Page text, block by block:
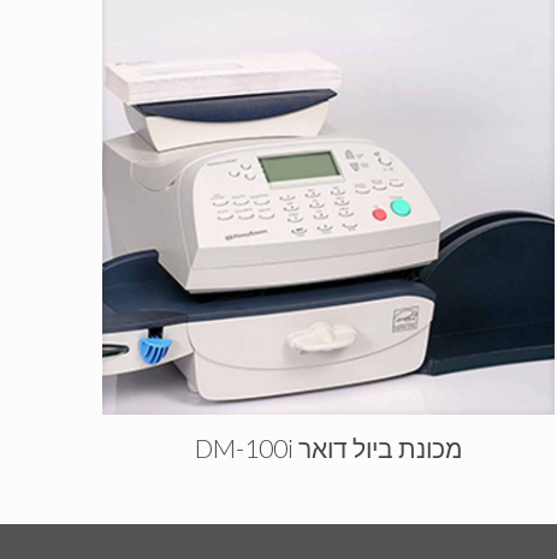
מכונת ביול דואר DM-100i